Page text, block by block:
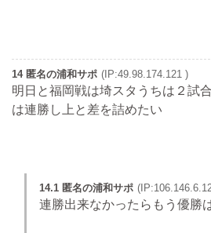
14 匿名の浦和サポ (IP:49.98.174.121 )
明日と福岡戦は埼スタうちは２試
は連勝し上と差を詰めたい
14.1 匿名の浦和サポ
連勝出来なかったらもう優勝